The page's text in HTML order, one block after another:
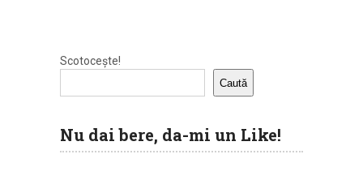
Scotocește!
Caută
Nu dai bere, da-mi un Like!